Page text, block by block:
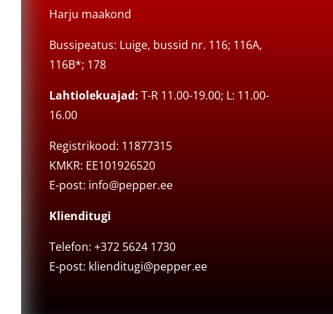
Harju maakond
Bussipeatus: Luige, bussid nr. 116; 116A,
116B*; 178
Lahtiolekuajad: T-R 11.00-19.00; L: 11.00-
16.00
Registrikood: 11877315
KMKR: EE101926520
E-post: info@pepper.ee
Klienditugi
Telefon: +372 5624 1730
E-post: klienditugi@pepper.ee